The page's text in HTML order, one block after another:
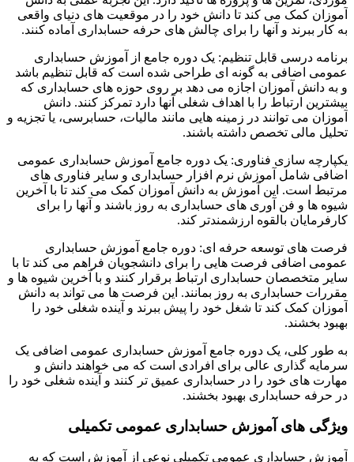
آموزان کمک می کند تا دانش خود را در موقعیت های دنیای واقعی
به کار ببرند و آنها را برای چالش های حرفه حسابداری آماده کنند.
برنامه درسی قابل تنظیم: یک دوره جامع از آموزش حسابداری
عمومی اضافی به گونه ای طراحی شده است که قابل تنظیم باشد
و به دانش آموزان اجازه می دهد بر روی حوزه های حسابداری که
بیشترین ارتباط را با اهداف شغلی آنها دارد تمرکز کنند. دانش
آموزان می توانند در زمینه هایی مانند مالیات، حسابرسی، یا تجزیه و
تحلیل مالی تخصص داشته باشند.
یکپارچه سازی فناوری: یک دوره جامع آموزش حسابداری عمومی
اضافی شامل آموزش نرم افزار حسابداری و سایر فناوری های
مرتبط است. این آموزش به دانش آموزان کمک می کند تا با آخرین
شیوه ها و فن آوری های حسابداری به روز باشند و آنها را برای
کارفرمایان بالقوه ارزشمندتر کند.
فرصت های توسعه حرفه ای: دوره جامع آموزش حسابداری
عمومی اضافی فرصت هایی را برای دانشجویان فراهم می کند تا با
سایر متخصصان حسابداری ارتباط برقرار کنند و با آخرین شیوه ها و
مقررات حسابداری به روز بمانند. این فرصت ها می تواند به دانش
آموزان کمک کند تا شغل خود را پیش ببرند و آینده شغلی خود را
بهبود بخشند.
به طور کلی، یک دوره جامع آموزش حسابداری عمومی اضافی یک
سرمایه گذاری عالی برای افرادی است که می خواهند دانش و
مهارت های خود را در حسابداری عمیق تر کنند و آینده شغلی خود را
در حرفه حسابداری بهبود بخشند.
ویژگی های آموزش حسابداری عمومی تکمیلی
آموزش حسابداری عمومی تکمیلی نوعی از آموزش است که به